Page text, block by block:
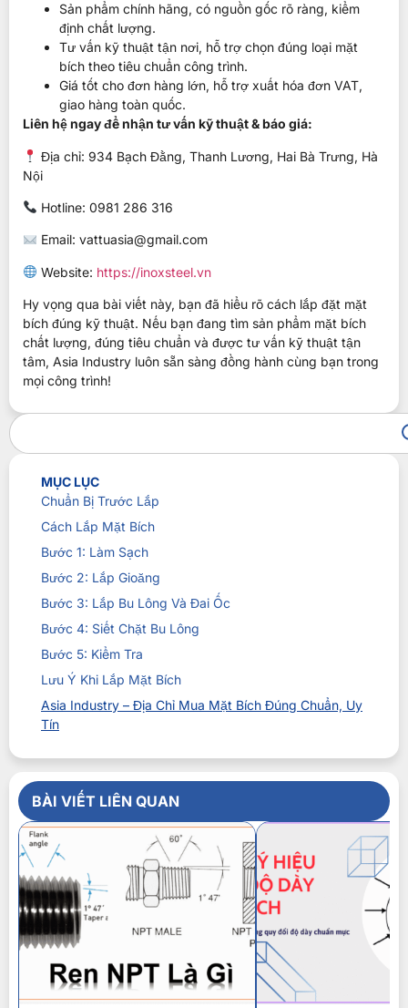
Sản phẩm chính hãng, có nguồn gốc rõ ràng, kiểm
định chất lượng.
Tư vấn kỹ thuật tận nơi, hỗ trợ chọn đúng loại mặt
bích theo tiêu chuẩn công trình.
Giá tốt cho đơn hàng lớn, hỗ trợ xuất hóa đơn VAT,
giao hàng toàn quốc.
Liên hệ ngay để nhận tư vấn kỹ thuật & báo giá:
Địa chỉ: 934 Bạch Đằng, Thanh Lương, Hai Bà Trưng, Hà
Nội
Hotline: 0981 286 316
Email: vattuasia@gmail.com
Website: https://inoxsteel.vn
Hy vọng qua bài viết này, bạn đã hiểu rõ cách lắp đặt mặt
bích đúng kỹ thuật. Nếu bạn đang tìm sản phẩm mặt bích
chất lượng, đúng tiêu chuẩn và được tư vấn kỹ thuật tận
tâm, Asia Industry luôn sẵn sàng đồng hành cùng bạn trong
mọi công trình!
MỤC LỤC
Chuẩn Bị Trước Lắp
Cách Lắp Mặt Bích
Bước 1: Làm Sạch
Bước 2: Lắp Gioăng
Bước 3: Lắp Bu Lông Và Đai Ốc
Bước 4: Siết Chặt Bu Lông
Bước 5: Kiểm Tra
Lưu Ý Khi Lắp Mặt Bích
Asia Industry – Địa Chỉ Mua Mặt Bích Đúng Chuẩn, Uy
Tín
BÀI VIẾT LIÊN QUAN